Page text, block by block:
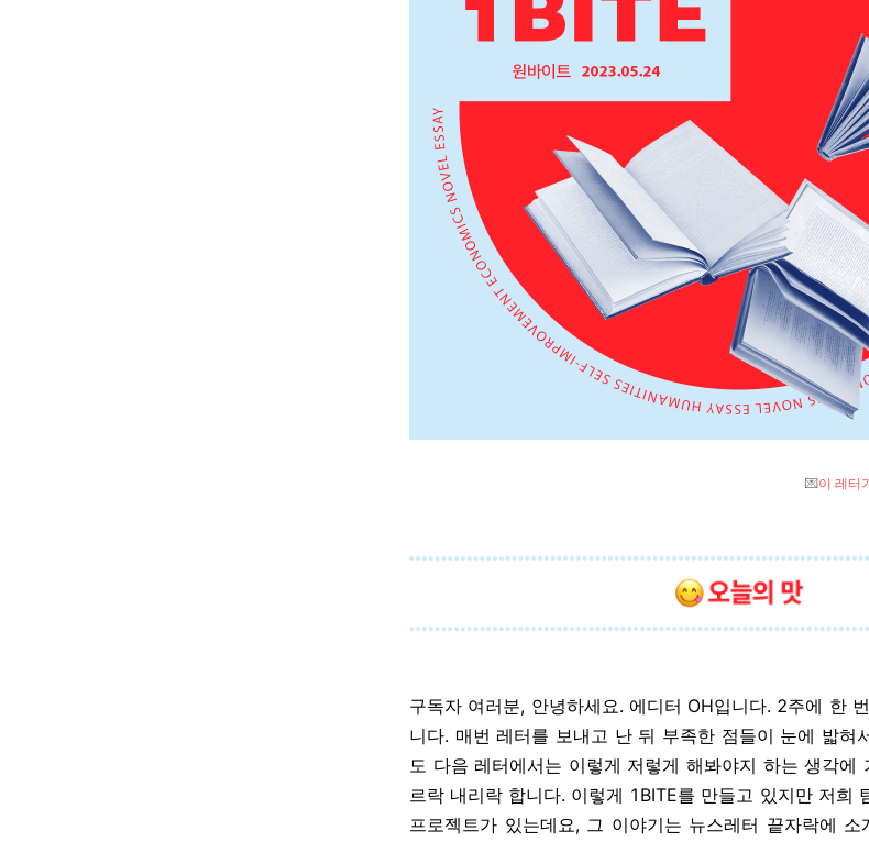
💌이 레터
구독자 여러분, 안녕하세요. 에디터 OH입니다. 2주에 한
니다. 매번 레터를 보내고 난 뒤 부족한 점들이 눈에 밟혀
도 다음 레터에서는 이렇게 저렇게 해봐야지 하는 생각에
르락 내리락 합니다. 이렇게 1BITE를 만들고 있지만 저희
프로젝트가 있는데요, 그 이야기는 뉴스레터 끝자락에 소